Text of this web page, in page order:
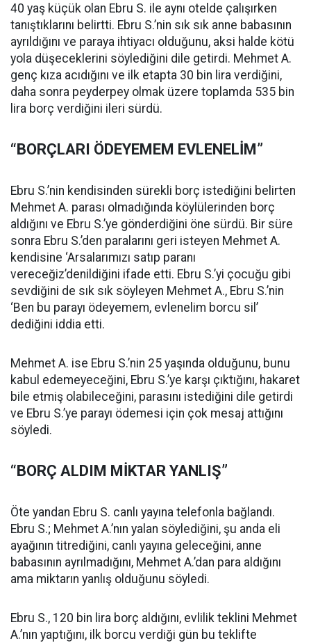
40 yaş küçük olan Ebru S. ile aynı otelde çalışırken
tanıştıklarını belirtti. Ebru S.’nin sık sık anne babasının
ayrıldığını ve paraya ihtiyacı olduğunu, aksi halde kötü
yola düşeceklerini söylediğini dile getirdi. Mehmet A.
genç kıza acıdığını ve ilk etapta 30 bin lira verdiğini,
daha sonra peyderpey olmak üzere toplamda 535 bin
lira borç verdiğini ileri sürdü.
“BORÇLARI ÖDEYEMEM EVLENELİM”
Ebru S.’nin kendisinden sürekli borç istediğini belirten
Mehmet A. parası olmadığında köylülerinden borç
aldığını ve Ebru S.’ye gönderdiğini öne sürdü. Bir süre
sonra Ebru S.’den paralarını geri isteyen Mehmet A.
kendisine ‘Arsalarımızı satıp paranı
vereceğiz’denildiğini ifade etti. Ebru S.’yi çocuğu gibi
sevdiğini de sık sık söyleyen Mehmet A., Ebru S.’nin
‘Ben bu parayı ödeyemem, evlenelim borcu sil’
dediğini iddia etti.
Mehmet A. ise Ebru S.’nin 25 yaşında olduğunu, bunu
kabul edemeyeceğini, Ebru S.’ye karşı çıktığını, hakaret
bile etmiş olabileceğini, parasını istediğini dile getirdi
ve Ebru S.’ye parayı ödemesi için çok mesaj attığını
söyledi.
“BORÇ ALDIM MİKTAR YANLIŞ”
Öte yandan Ebru S. canlı yayına telefonla bağlandı.
Ebru S.; Mehmet A.’nın yalan söylediğini, şu anda eli
ayağının titrediğini, canlı yayına geleceğini, anne
babasının ayrılmadığını, Mehmet A.’dan para aldığını
ama miktarın yanlış olduğunu söyledi.
Ebru S., 120 bin lira borç aldığını, evlilik teklini Mehmet
A.’nın yaptığını, ilk borcu verdiği gün bu teklifte